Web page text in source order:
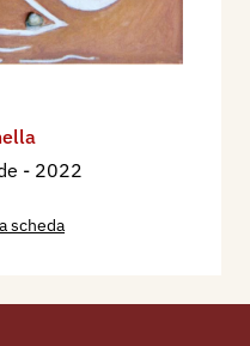
- 2022
scheda